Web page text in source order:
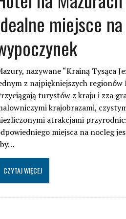
miejsce na
nazywane “Krainą Tysąca
z najpiękniejszych regionów
turystów z kraju i zza
krajobrazami,
atrakcjami
miejsca na nocleg
CZYTAJ WIĘCEJ